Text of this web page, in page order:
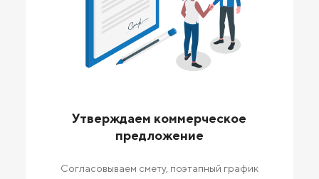
Утверждаем коммерческое
предложение
Согласовываем смету, поэтапный график